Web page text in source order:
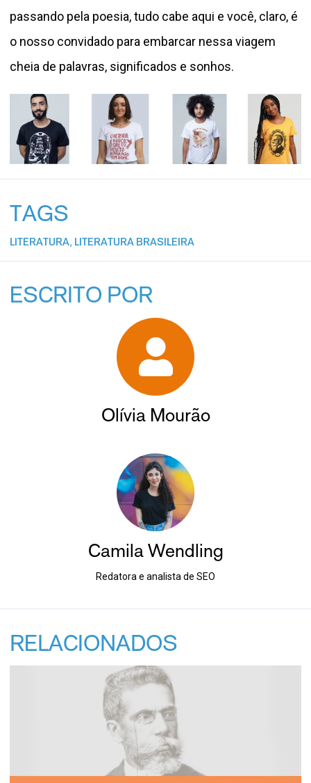
passando pela poesia, tudo cabe aqui e você, claro, é
o nosso convidado para embarcar nessa viagem
cheia de palavras, significados e sonhos.
TAGS
LITERATURA, LITERATURA BRASILEIRA
ESCRITO POR
Olívia Mourão
Camila Wendling
Redatora e analista de SEO
RELACIONADOS